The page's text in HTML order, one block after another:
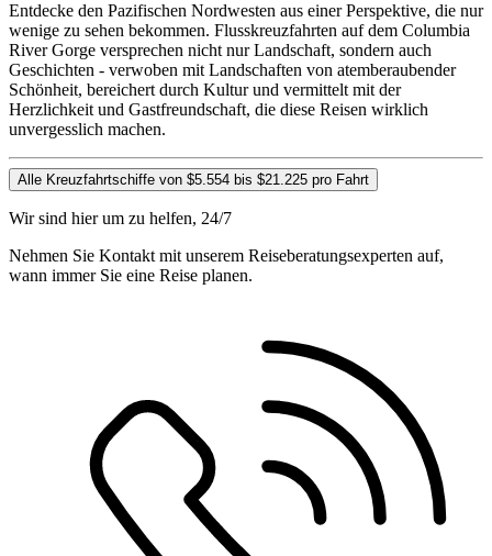
Entdecke den Pazifischen Nordwesten aus einer Perspektive, die nur
wenige zu sehen bekommen. Flusskreuzfahrten auf dem Columbia
River Gorge versprechen nicht nur Landschaft, sondern auch
Geschichten - verwoben mit Landschaften von atemberaubender
Schönheit, bereichert durch Kultur und vermittelt mit der
Herzlichkeit und Gastfreundschaft, die diese Reisen wirklich
unvergesslich machen.
Alle Kreuzfahrtschiffe von $5.554 bis $21.225 pro Fahrt
Wir sind hier um zu helfen, 24/7
Nehmen Sie Kontakt mit unserem Reiseberatungsexperten auf,
wann immer Sie eine Reise planen.